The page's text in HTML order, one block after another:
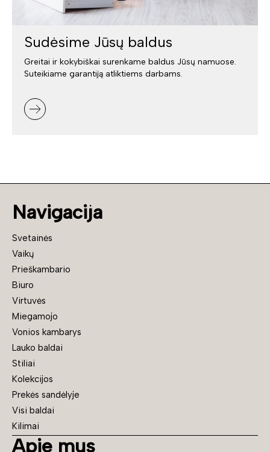
Sudėsime Jūsų baldus
Greitai ir kokybiškai surenkame baldus Jūsų namuose.
Suteikiame garantiją atliktiems darbams.
Navigacija
Svetainės
Vaikų
Prieškambario
Biuro
Virtuvės
Miegamojo
Vonios kambarys
Lauko baldai
Stiliai
Kolekcijos
Prekės sandėlyje
Visi baldai
Kilimai
Apie mus